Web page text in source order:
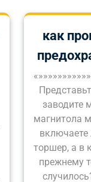
как
заводите
магнитола
торшер, а в
прежнему